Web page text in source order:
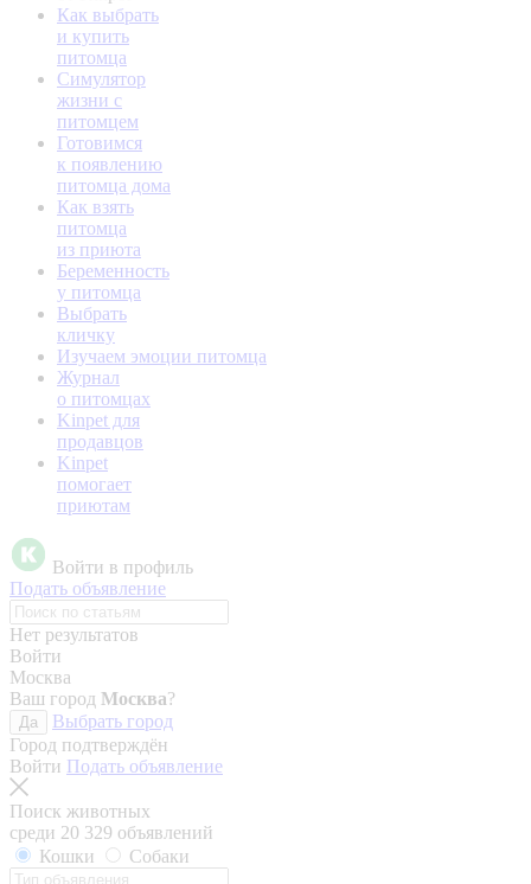
Как выбрать
и купить
питомца
Симулятор
жизни с
питомцем
Готовимся
к появлению
питомца дома
Как взять
питомца
из приюта
Беременность
у питомца
Выбрать
кличку
Изучаем эмоции питомца
Журнал
о питомцах
Kinpet для
продавцов
Kinpet
помогает
приютам
Войти в профиль
Подать объявление
Нет результатов
Войти
Москва
Ваш город Москва?
Да
Выбрать город
Город подтверждён
Войти Подать объявление
Поиск животных
среди 20 329 объявлений
Кошки
Собаки